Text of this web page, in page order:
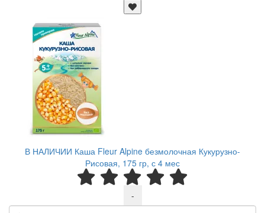
В НАЛИЧИИ Каша Fleur Alpine безмолочная Кукурузно-
Рисовая, 175 гр, с 4 мес
-